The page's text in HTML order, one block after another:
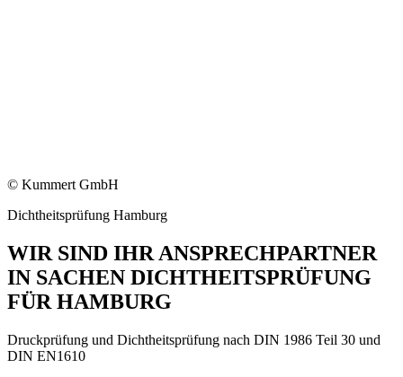
© Kummert GmbH
Dichtheitsprüfung Hamburg
WIR SIND IHR ANSPRECHPARTNER
IN SACHEN DICHTHEITSPRÜFUNG
FÜR HAMBURG
Druckprüfung und Dichtheitsprüfung nach DIN 1986 Teil 30 und
DIN EN1610